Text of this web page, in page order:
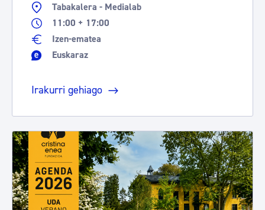
Tabakalera - Medialab
11:00 + 17:00
Izen-ematea
Euskaraz
Irakurri gehiago